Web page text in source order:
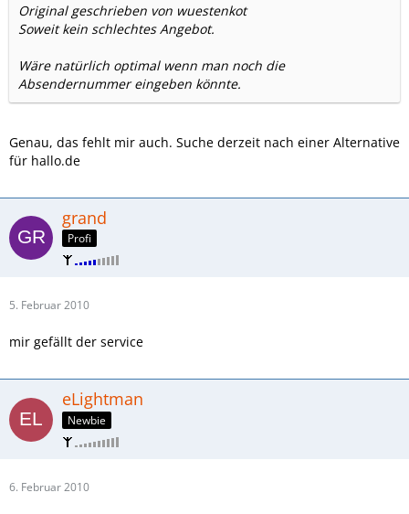
Original geschrieben von wuestenkot
Soweit kein schlechtes Angebot.
Wäre natürlich optimal wenn man noch die
Absendernummer eingeben könnte.
Genau, das fehlt mir auch. Suche derzeit nach einer Alternative
für hallo.de
grand
Profi
5. Februar 2010
mir gefällt der service
eLightman
Newbie
6. Februar 2010